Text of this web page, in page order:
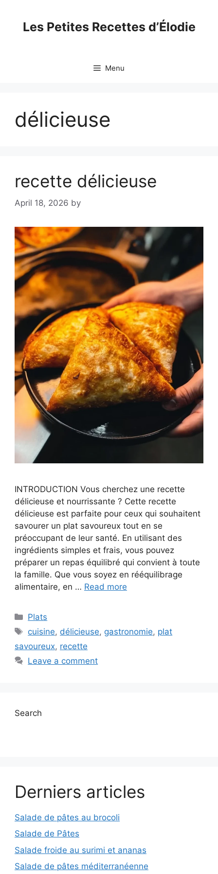
contentLes Petites Recettes d’Élodie
Menu
délicieuse
recette délicieuse
April 18, 2026 by
INTRODUCTION Vous cherchez une recette
délicieuse et nourrissante ? Cette recette
délicieuse est parfaite pour ceux qui souhaitent
savourer un plat savoureux tout en se
préoccupant de leur santé. En utilisant des
ingrédients simples et frais, vous pouvez
préparer un repas équilibré qui convient à toute
la famille. Que vous soyez en rééquilibrage
alimentaire, en … Read more
Categories
Plats
Tags
cuisine, délicieuse, gastronomie, plat
savoureux, recette
Leave a comment
Search
Derniers articles
Salade de pâtes au brocoli
Salade de Pâtes
Salade froide au surimi et ananas
Salade de pâtes méditerranéenne